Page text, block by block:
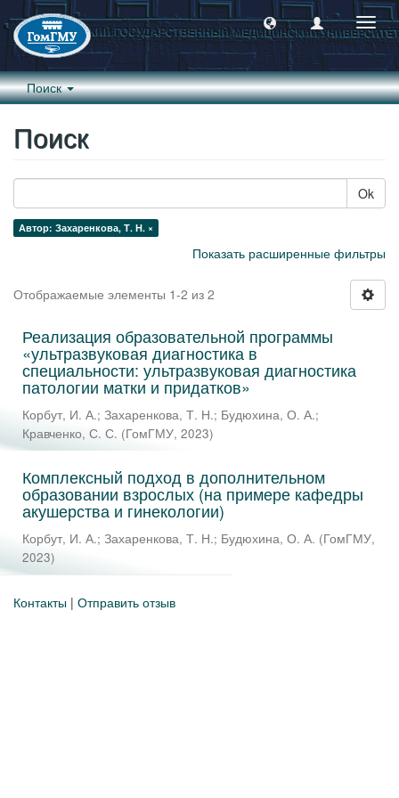
Поиск
Поиск
Ok
Автор: Захаренкова, Т. Н. ×
Показать расширенные фильтры
Отображаемые элементы 1-2 из 2
Реализация образовательной программы
«ультразвуковая диагностика в
специальности: ультразвуковая диагностика
патологии матки и придатков»
Корбут, И. А.; Захаренкова, Т. Н.; Будюхина, О. А.;
Кравченко, С. С. (ГомГМУ, 2023)
Комплексный подход в дополнительном
образовании взрослых (на примере кафедры
акушерства и гинекологии)
Корбут, И. А.; Захаренкова, Т. Н.; Будюхина, О. А. (ГомГМУ,
2023)
Контакты | Отправить отзыв